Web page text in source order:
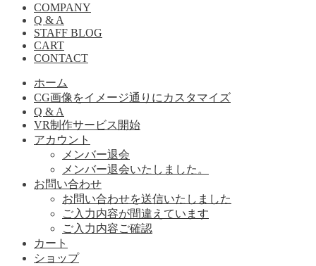
COMPANY
Q & A
STAFF BLOG
CART
CONTACT
ホーム
CG画像をイメージ通りにカスタマイズ
Q & A
VR制作サービス開始
アカウント
メンバー退会
メンバー退会いたしました。
お問い合わせ
お問い合わせを送信いたしました
ご入力内容が間違えています
ご入力内容ご確認
カート
ショップ